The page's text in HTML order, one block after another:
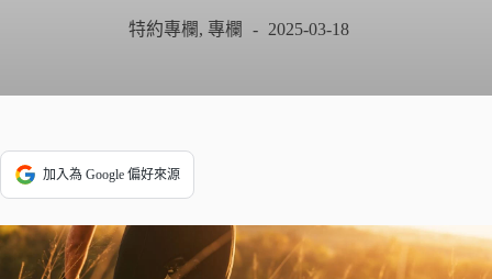
特約專欄, 專欄 2025-03-18
加入為 Google 偏好來源